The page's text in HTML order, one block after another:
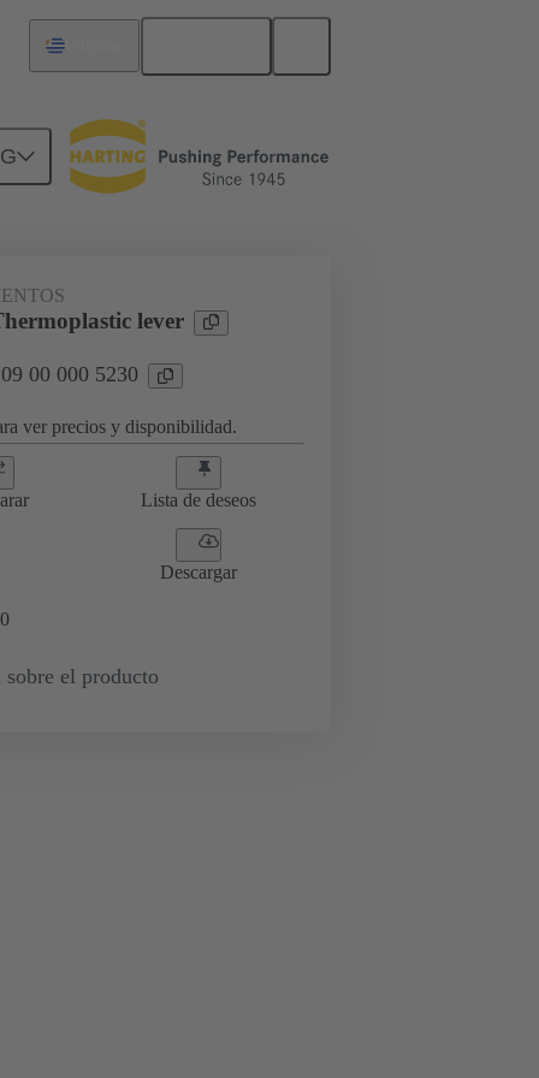
09 00 000 5230
lever
00 000 5230
ver precios y disponibilidad.
Lista de deseos
Descargar
0
sobre el producto